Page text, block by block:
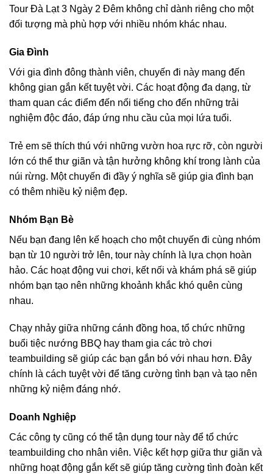
Tour Đà Lạt 3 Ngày 2 Đêm không chỉ dành riêng cho một
đối tượng mà phù hợp với nhiều nhóm khác nhau.
Gia Đình
Với gia đình đông thành viên, chuyến đi này mang đến
không gian gắn kết tuyệt vời. Các hoạt động đa dạng, từ
tham quan các điểm đến nổi tiếng cho đến những trải
nghiệm độc đáo, đáp ứng nhu cầu của mọi lứa tuổi.
Trẻ em sẽ thích thú với những vườn hoa rực rỡ, còn người
lớn có thể thư giãn và tận hưởng không khí trong lành của
núi rừng. Một chuyến đi đầy ý nghĩa sẽ giúp gia đình bạn
có thêm nhiều kỷ niệm đẹp.
Nhóm Bạn Bè
Nếu bạn đang lên kế hoạch cho một chuyến đi cùng nhóm
bạn từ 10 người trở lên, tour này chính là lựa chọn hoàn
hảo. Các hoạt động vui chơi, kết nối và khám phá sẽ giúp
nhóm bạn tạo nên những khoảnh khắc khó quên cùng
nhau.
Chạy nhảy giữa những cánh đồng hoa, tổ chức những
buổi tiệc nướng BBQ hay tham gia các trò chơi
teambuilding sẽ giúp các bạn gắn bó với nhau hơn. Đây
chính là cách tuyệt vời để tăng cường tình bạn và tạo nên
những kỷ niệm đáng nhớ.
Doanh Nghiệp
Các công ty cũng có thể tận dụng tour này để tổ chức
teambuilding cho nhân viên. Việc kết hợp giữa thư giãn và
những hoạt động gắn kết sẽ giúp tăng cường tình đoàn kết